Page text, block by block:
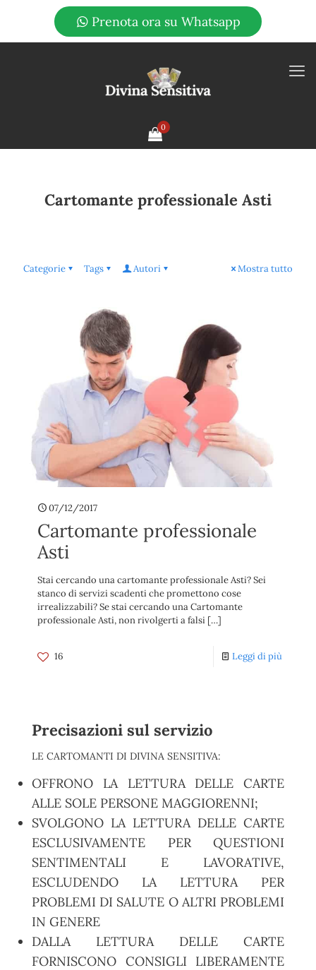
Prenota ora su Whatsapp
0
Cartomante professionale Asti
Categorie Tags Autori Mostra tutto
07/12/2017
Cartomante professionale
Asti
Stai cercando una cartomante professionale Asti? Sei
stanco di servizi scadenti che promettono cose
irrealizzabili? Se stai cercando una Cartomante
professionale Asti, non rivolgerti a falsi […]
16 Leggi di più
Precisazioni sul servizio
LE CARTOMANTI DI DIVINA SENSITIVA:
OFFRONO LA LETTURA DELLE CARTE
ALLE SOLE PERSONE MAGGIORENNI;
SVOLGONO LA LETTURA DELLE CARTE
ESCLUSIVAMENTE PER QUESTIONI
SENTIMENTALI E LAVORATIVE,
ESCLUDENDO LA LETTURA PER
PROBLEMI DI SALUTE O ALTRI PROBLEMI
IN GENERE
DALLA LETTURA DELLE CARTE
FORNISCONO CONSIGLI LIBERAMENTE